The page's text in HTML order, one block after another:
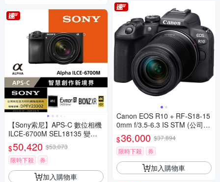
【Sony索尼】APS-C 數位相機
ILCE-6700M SEL18135 變焦
鏡組 (公司貨 保固18+6個月)
$50,420 $53,073
限時下殺
券
加入購物車
Canon EOS R10 + RF-S18-15
0mm f/3.5-6.3 IS STM (公司
貨)
$36,000 $37,894
限時下殺
券
加入購物車